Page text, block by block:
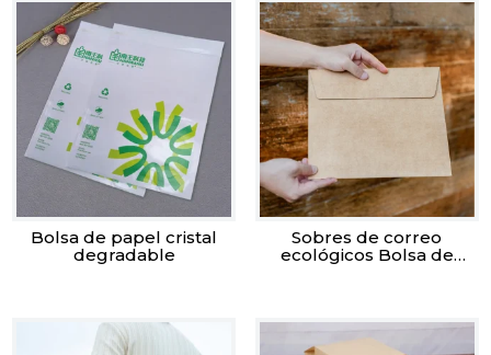
Bolsa de papel cristal
degradable
Sobres de correo
ecológicos Bolsa de
electrónico, ropa y
documentos